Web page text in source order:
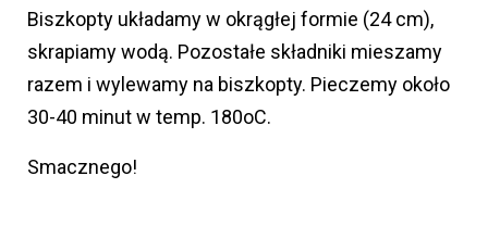
Biszkopty układamy w okrągłej formie (24 cm),
skrapiamy wodą. Pozostałe składniki mieszamy
razem i wylewamy na biszkopty. Pieczemy około
30-40 minut w temp. 180oC.
Smacznego!